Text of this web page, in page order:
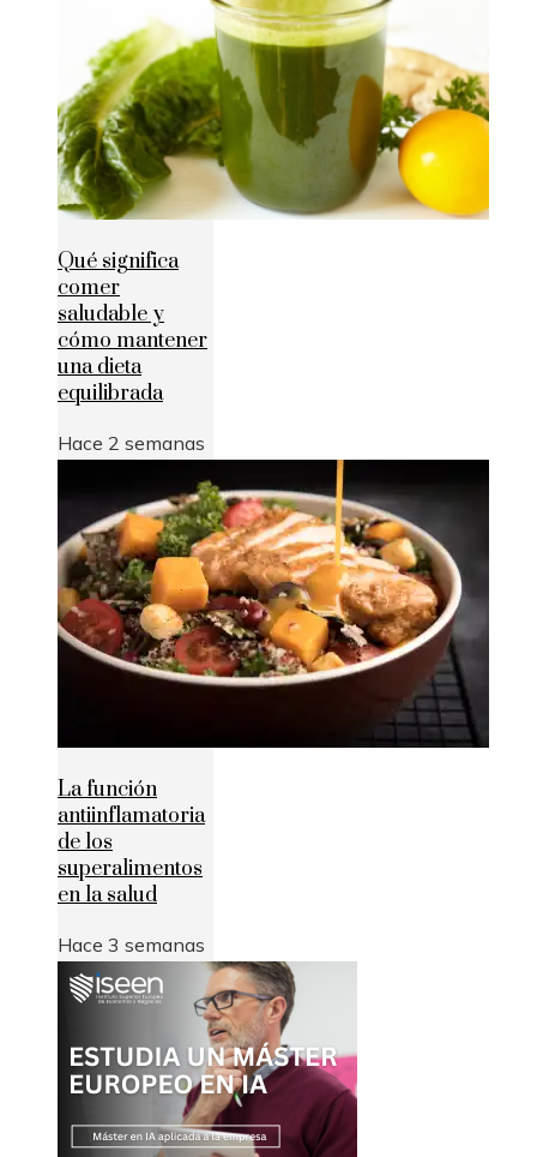
Qué significa
comer
saludable y
cómo mantener
una dieta
equilibrada
Hace 2 semanas
La función
antiinflamatoria
de los
superalimentos
en la salud
Hace 3 semanas